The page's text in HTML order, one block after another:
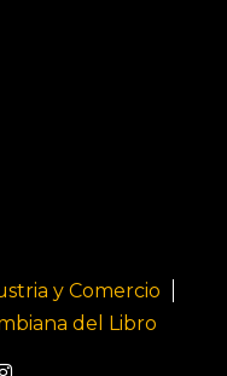
y Comercio
del Libro